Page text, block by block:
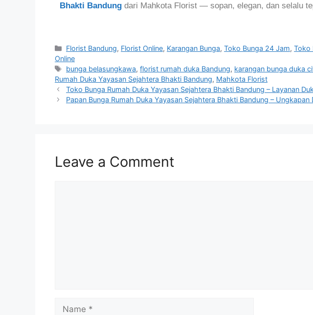
Bhakti Bandung dari Mahkota Florist — sopan, elegan, dan selalu
Florist Bandung, Florist Online, Karangan Bunga,Toko Bunga 24 Jam,Toko
Online
bunga belasungkawa,florist rumah duka Bandung, karangan bunga duka
Rumah Duka Yayasan Sejahtera Bhakti Bandung, Mahkota Florist
Toko Bunga Rumah Duka Yayasan Sejahtera Bhakti Bandung – Layanan
Papan Bunga Rumah Duka Yayasan Sejahtera Bhakti Bandung – Ungkapan
Leave a Comment